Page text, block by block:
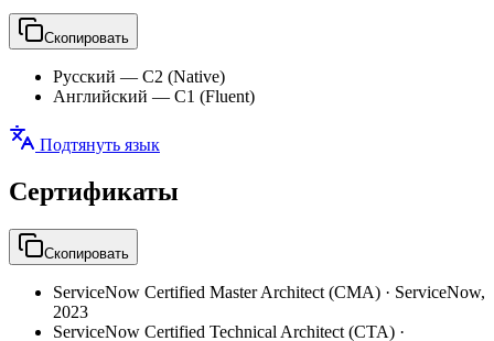
Скопировать
Русский — C2 (Native)
Английский — C1 (Fluent)
Подтянуть язык
Сертификаты
Скопировать
ServiceNow Certified Master Architect (CMA) · ServiceNow,
2023
ServiceNow Certified Technical Architect (CTA) ·